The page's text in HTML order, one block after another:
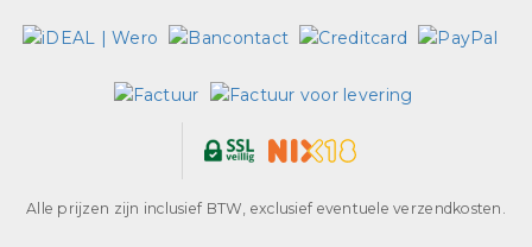
Alle prijzen zijn inclusief BTW, exclusief eventuele verzendkosten.